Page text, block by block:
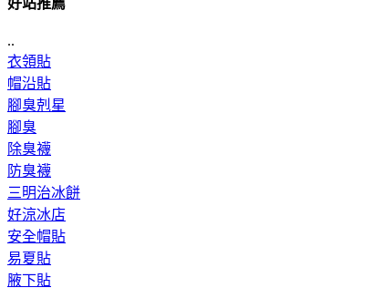
好站推薦
..
衣領貼
帽沿貼
腳臭剋星
腳臭
除臭襪
防臭襪
三明治冰餅
好涼冰店
安全帽貼
易夏貼
腋下貼